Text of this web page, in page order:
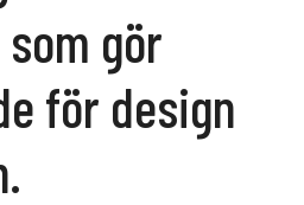
gör
för design